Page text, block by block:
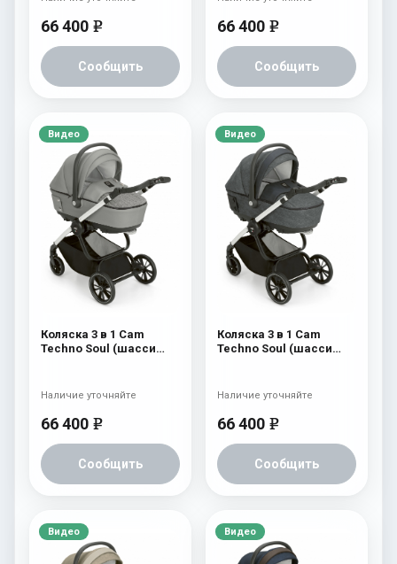
66 400 e
Сообщить
66 400 e
Сообщить
Видео
Коляска 3 в 1 Cam
Techno Soul (шасси
66 400 e
Сообщить
Наличие уточняйте
Видео
Коляска 3 в 1 Cam
Techno Soul (шасси
66 400 e
Сообщить
Наличие уточняйте
Видео Видео